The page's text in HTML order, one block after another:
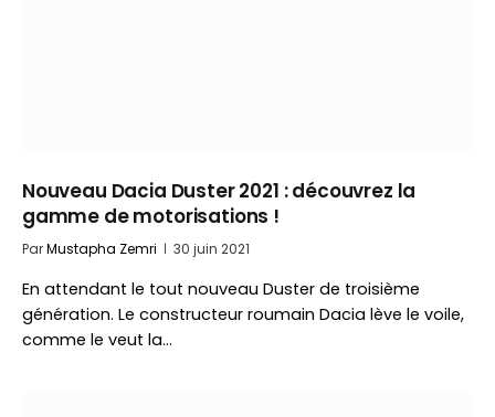
Nouveau Dacia Duster 2021 : découvrez la
gamme de motorisations !
ParMustapha Zemri 30 juin 2021
En attendant le tout nouveau Duster de troisième
génération. Le constructeur roumain Dacia lève le voile,
comme le veut la…